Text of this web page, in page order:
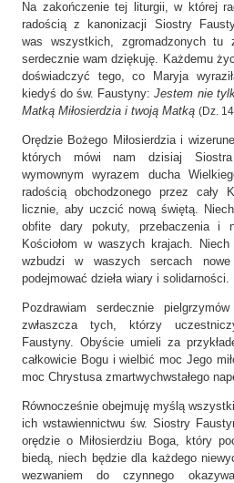
Na zakończenie tej liturgii, w której
radością z kanonizacji Siostry
was wszystkich, zgromadzonych
serdecznie wam dziękuję. Każdemu
doświadczyć tego, co Maryja
kiedyś do św. Faustyny:Jestem nie
Matką Miłosierdzia i twoją Matką (Dz.
Orędzie Bożego Miłosierdzia i
których mówi nam dzisiaj
wymownym wyrazem ducha
radością obchodzonego przez cały
licznie, aby uczcić nową świętą.
obfite dary pokuty, przebaczenia i
Kościołom w waszych krajach.
wzbudzi w waszych sercach
podejmować dzieła wiary i solidarności.
Pozdrawiam serdecznie
zwłaszcza tych, którzy
Faustyny. Obyście umieli za
całkowicie Bogu i wielbić moc Jego
moc Chrystusa zmartwychwstałego
Równocześnie obejmuję myślą
ich wstawiennictwu św. Siostry
orędzie o Miłosierdziu Boga, który
biedą, niech będzie dla każdego
wezwaniem do czynnego